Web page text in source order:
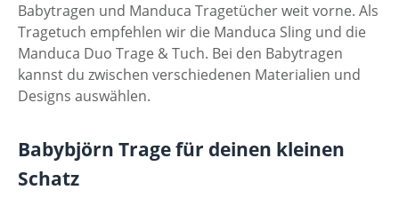
Babytragen und Manduca Tragetücher weit vorne. Als
Tragetuch empfehlen wir die Manduca Sling und die
Manduca Duo Trage & Tuch. Bei den Babytragen
kannst du zwischen verschiedenen Materialien und
Designs auswählen.
Babybjörn Trage für deinen kleinen
Schatz